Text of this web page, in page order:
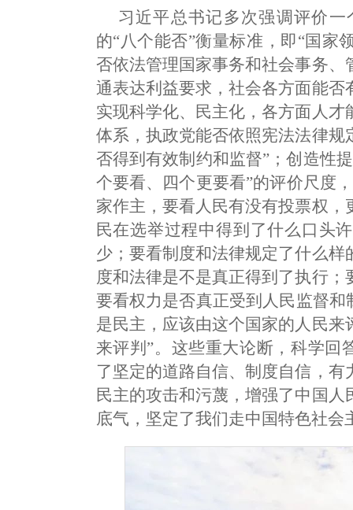
习近平总书记多次强调评价
的“八个能否”衡量标准，即“国家
否依法管理国家事务和社会事务
通表达利益要求，社会各方面能
实现科学化、民主化，各方面人
体系，执政党能否依照宪法法律
否得到有效制约和监督”；创造性
个要看、四个更要看”的评价尺度
家作主，要看人民有没有投票权
民在选举过程中得到了什么口头
少；要看制度和法律规定了什么
度和法律是不是真正得到了执行
要看权力是否真正受到人民监督
是民主，应该由这个国家的人民
来评判”。这些重大论断，科学回
了坚定的道路自信、制度自信，
民主的攻击和污蔑，增强了中国
底气，坚定了我们走中国特色社